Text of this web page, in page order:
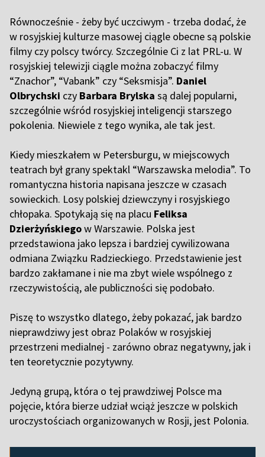
Równocześnie - żeby być uczciwym - trzeba dodać, że
w rosyjskiej kulturze masowej ciągle obecne są polskie
filmy czy polscy twórcy. Szczególnie Ci z lat PRL-u. W
rosyjskiej telewizji ciągle można zobaczyć filmy
“Znachor”, “Vabank” czy “Seksmisja”. Daniel
Olbrychski czy Barbara Brylska są dalej popularni,
szczególnie wśród rosyjskiej inteligencji starszego
pokolenia. Niewiele z tego wynika, ale tak jest.
Kiedy mieszkałem w Petersburgu, w miejscowych
teatrach był grany spektakl “Warszawska melodia”. To
romantyczna historia napisana jeszcze w czasach
sowieckich. Losy polskiej dziewczyny i rosyjskiego
chłopaka. Spotykają się na placu Feliksa
Dzierżyńskiegow Warszawie. Polska jest
przedstawiona jako lepsza i bardziej cywilizowana
odmiana Związku Radzieckiego. Przedstawienie jest
bardzo zakłamane i nie ma zbyt wiele wspólnego z
rzeczywistością, ale publiczności się podobało.
Piszę to wszystko dlatego, żeby pokazać, jak bardzo
nieprawdziwy jest obraz Polaków w rosyjskiej
przestrzeni medialnej - zarówno obraz negatywny, jak i
ten teoretycznie pozytywny.
Jedyną grupą, która o tej prawdziwej Polsce ma
pojęcie, która bierze udział wciąż jeszcze w polskich
uroczystościach organizowanych w Rosji, jest Polonia.